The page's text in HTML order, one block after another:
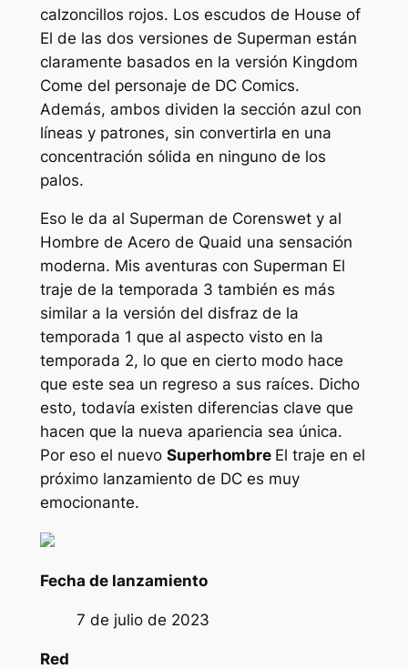
calzoncillos rojos. Los escudos de House of
El de las dos versiones de Superman están
claramente basados ​​en la versión Kingdom
Come del personaje de DC Comics.
Además, ambos dividen la sección azul con
líneas y patrones, sin convertirla en una
concentración sólida en ninguno de los
palos.
Eso le da al Superman de Corenswet y al
Hombre de Acero de Quaid una sensación
moderna. Mis aventuras con Superman El
traje de la temporada 3 también es más
similar a la versión del disfraz de la
temporada 1 que al aspecto visto en la
temporada 2, lo que en cierto modo hace
que este sea un regreso a sus raíces. Dicho
esto, todavía existen diferencias clave que
hacen que la nueva apariencia sea única.
Por eso el nuevo Superhombre El traje en el
próximo lanzamiento de DC es muy
emocionante.
Fecha de lanzamiento
7 de julio de 2023
Red